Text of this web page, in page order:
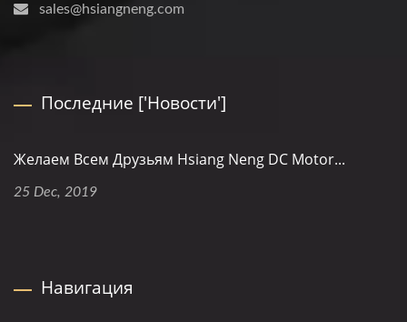
sales@hsiangneng.com
Последние ['Новости']
Желаем Всем Друзьям Hsiang Neng DC Motor...
25 Dec, 2019
Навигация